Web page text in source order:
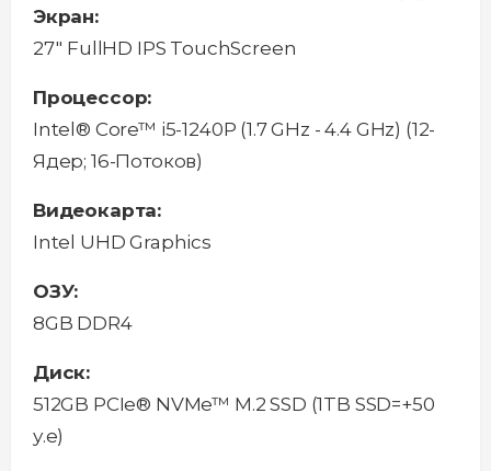
Экран:
27'' FullHD IPS TouchScreen
Процессор:
Intel® Core™ i5-1240P (1.7 GHz - 4.4 GHz) (12-
Ядeр; 16-Потоков)
Видеокарта:
Intel UHD Graphics
ОЗУ:
8GB DDR4
Диск:
512GB PCIe® NVMe™ M.2 SSD (1TB SSD=+50
у.е)